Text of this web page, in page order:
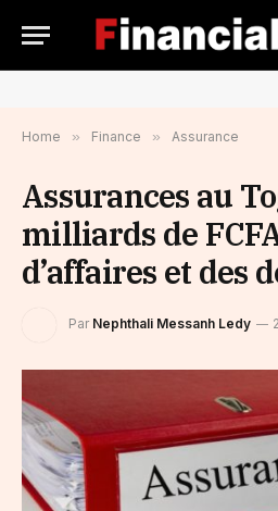
Home » Finance » Assurance
Assurances au
milliards de
d’affaires et des
Par Nephthali Messanh Ledy